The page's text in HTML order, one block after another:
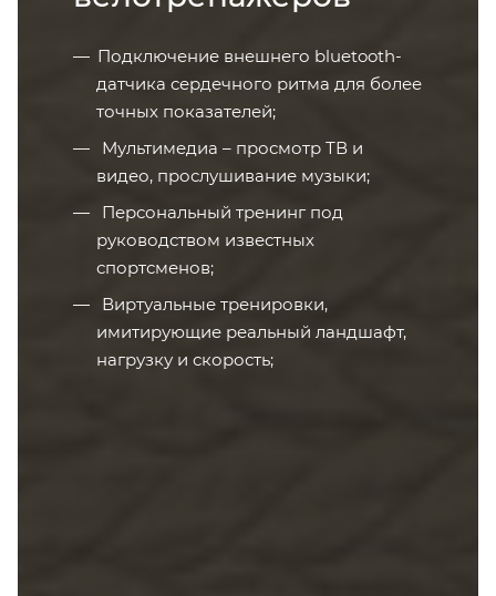
Подключение внешнего bluetooth-
датчика сердечного ритма для более
точных показателей;
Мультимедиа – просмотр ТВ и
видео, прослушивание музыки;
Персональный тренинг под
руководством известных
спортсменов;
Виртуальные тренировки,
имитирующие реальный ландшафт,
нагрузку и скорость;